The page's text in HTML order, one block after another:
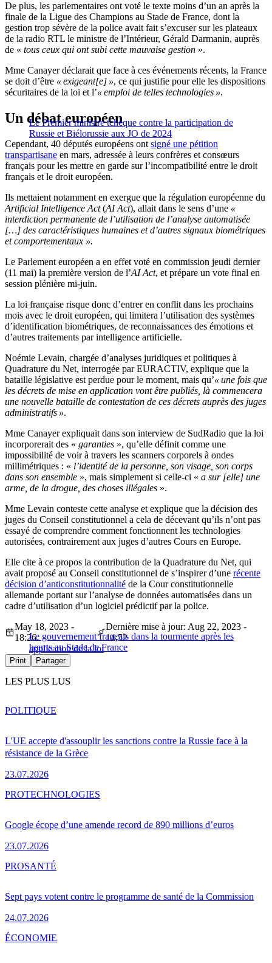
De plus, les parlementaires ont voté le texte moins d’un an après la
finale de la Ligue des Champions au Stade de France, dont la
gestion trop sévère de la police avait fait s’excuser sur les plateaux
de la radio RTL le ministre de l’Intérieur, Gérald Darmanin, auprès
de « tous ceux qui ont subi cette mauvaise gestion ».
Mme Canayer déclarait que face à ces événements récents, la France
se doit d’être « exigeant[e] », ce qui justifie pour elle les dispositions
sécuritaires de la loi et l’« emploi de telles technologies ».
Le Premier ministre tchèque contre la participation de
Russie et Biélorussie aux JO de 2024
Un débat européen
Cependant, 40 députés européens ont signé une pétition
transpartisane en mars, adressée à leurs confrères et consœurs
français pour les mettre en garde sur l’incompatibilité entre le droit
français et le droit européen.
Ils mettaient notamment en exergue que la régulation européenne du
Artificial Intelligence Act(AI Act), allait dans le sens d’une «
interdiction permanente de l’utilisation de l’analyse automatisée
[…] des caractéristiques humaines et d’autres signaux biométriques
et comportementaux ».
Le Parlement européen a en effet voté en commission jeudi dernier
(11 mai) la première version de l’AI Act, et prépare un vote final en
session plénière mi-juin.
La loi française risque donc d’entrer en conflit dans les prochains
mois avec le droit européen, qui limitera l’utilisation des systèmes
d’identification biométriques, de reconnaissances des émotions et
d’autres traitements par intelligence artificielle.
Noémie Levain, chargée d’analyses juridiques et politiques à
Quadrature du Net, interrogée par EURACTIV, explique que la
bataille législative est perdue pour le moment, mais qu’« une fois que
les décrets de mise en application vont être publiés, là commencera
une nouvelle bataille de contestation de ces décrets auprès des juges
administratifs ».
Mme Canayer expliquait dans son interview de SudRadio que la loi
incorporerait des « garanties », qu’elle définit comme une
impossibilité de voir à travers les scanners corporels à ondes
millimétriques : « l’identité de la personne, son visage, son corps
dans son ensemble », mais simplement si celle-ci « a sur [elle] une
arme, de la drogue, des choses illégales ».
Mme Levain conteste cette analyse et explique que la décision des
juges du Conseil constitutionnel a cela de décevant qu’ils n’ont pas
essayé de comprendre comment fonctionnent les technologies
autorisées, contrairement aux juges d’autres Cours en Europe.
Elle cite à ce propos la contribution de la Quadrature du Net, qui
avait proposé au Conseil constitutionnel de s’inspirer d’une récente
décision d’anticonstitutionnalité de la Cour constitutionnelle
allemande portant sur l’analyse de données automatisées dans un
cadre d’utilisation d’un logiciel prédictif par la police.
Le gouvernement français dans la tourmente après les
heurts au Stade de France
May 18, 2023 -
18:26
Dernière mise à jour: Aug 22, 2023 -
14:52
application de la loi
Print Partager
LES PLUS LUS
L'UE accepte d'assouplir les sanctions contre la Russie face à la
résistance de la Grèce
23.07.2026
POLITIQUE
Google écope d’une amende record de 890 millions d’euros
23.07.2026
PROTECHNOLOGIES
Sept pays votent contre le programme de santé de la Commission
24.07.2026
PROSANTÉ
ÉCONOMIE